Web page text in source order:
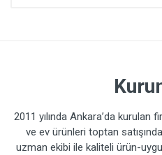
2011 yılında Ankara’da kurulan
ve ev ürünleri toptan
uzman ekibi ile kaliteli ürün-